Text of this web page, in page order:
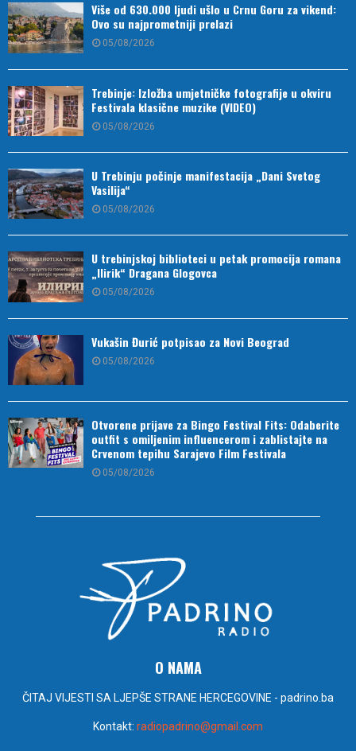
Više od 630.000 ljudi ušlo u Crnu Goru za vikend:
Ovo su najprometniji prelazi
05/08/2026
Trebinje: Izložba umjetničke fotografije u okviru
Festivala klasične muzike (VIDEO)
05/08/2026
U Trebinju počinje manifestacija „Dani Svetog
Vasilija“
05/08/2026
U trebinjskoj biblioteci u petak promocija romana
„Ilirik“ Dragana Glogovca
05/08/2026
Vukašin Đurić potpisao za Novi Beograd
05/08/2026
Otvorene prijave za Bingo Festival Fits: Odaberite
outfit s omiljenim influencerom i zablistajte na
Crvenom tepihu Sarajevo Film Festivala
05/08/2026
O NAMA
ČITAJ VIJESTI SA LJEPŠE STRANE HERCEGOVINE - padrino.ba
Kontakt: radiopadrino@gmail.com